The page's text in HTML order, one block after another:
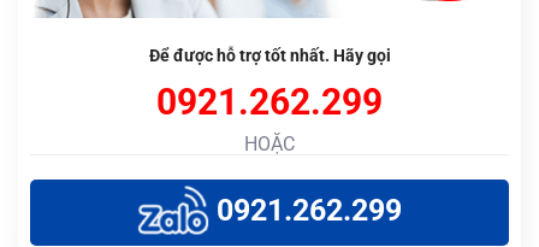
Để được hỗ trợ tốt nhất. Hãy gọi
0921.262.299
HOẶC
0921.262.299